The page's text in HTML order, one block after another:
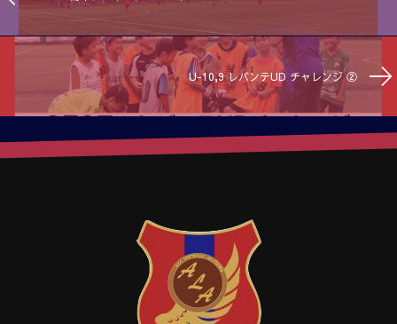
U-10,9 レバンテUD チャレンジ ②